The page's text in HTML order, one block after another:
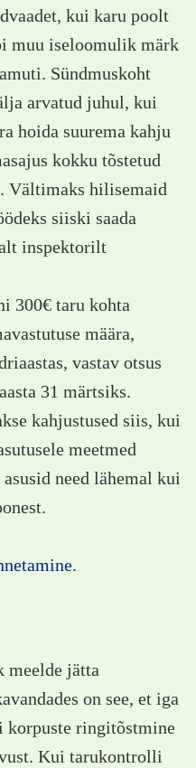
kui karu poolt
muu iseloomulik märk
Sündmuskoht
arvatud juhul, kui
hoida suurema kahju
kokku tõstetud
Vältimaks hilisemaid
siiski saada
inspektorilt
300€ taru kohta
määra,
vastav otsus
31 märtsiks.
kahjustused siis, kui
meetmed
need lähemal kui
meelde jätta
on see, et iga
korpuste ringitõstmine
Kui tarukontrolli